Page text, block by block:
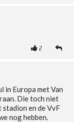
2
in Europa met Van
Die toch niet
stadion en de VvF
nog hebben.